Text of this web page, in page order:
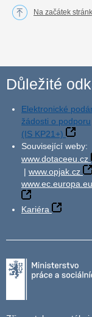
Na začátek
Důležité
Elektronické
žádosti o podporu
(IS KP21+)
Související weby:
www.dotaceeu.cz
| www.opjak.cz
www.ec.europa.eu
Kariéra